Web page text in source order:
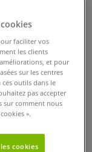
Stabilo
faciliter vos
les clients
et pour
sur les centres
ces outils dans le
pas accepter
sur comment nous
».
cookies